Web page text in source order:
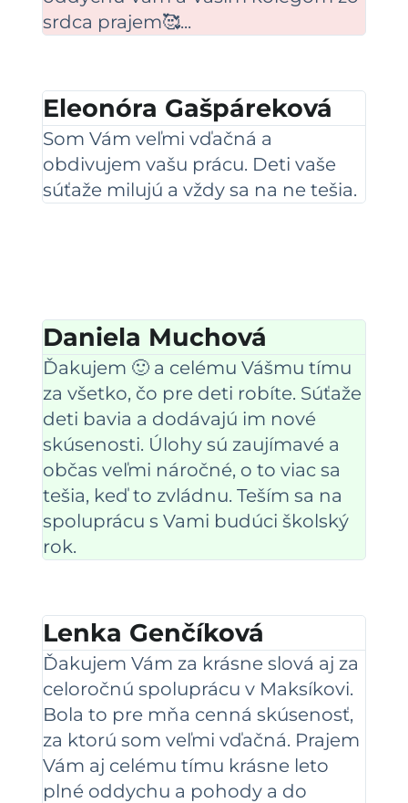
srdca prajem🥰...
Eleonóra Gašpáreková
Som Vám veľmi vďačná a
obdivujem vašu prácu. Deti vaše
súťaže milujú a vždy sa na ne tešia.
Daniela Muchová
Ďakujem 🙂 a celému Vášmu tímu
za všetko, čo pre deti robíte. Súťaže
deti bavia a dodávajú im nové
skúsenosti. Úlohy sú zaujímavé a
občas veľmi náročné, o to viac sa
tešia, keď to zvládnu. Teším sa na
spoluprácu s Vami budúci školský
rok.
Lenka Genčíková
Ďakujem Vám za krásne slová aj za
celoročnú spoluprácu v Maksíkovi.
Bola to pre mňa cenná skúsenosť,
za ktorú som veľmi vďačná. Prajem
Vám aj celému tímu krásne leto
plné oddychu a pohody a do